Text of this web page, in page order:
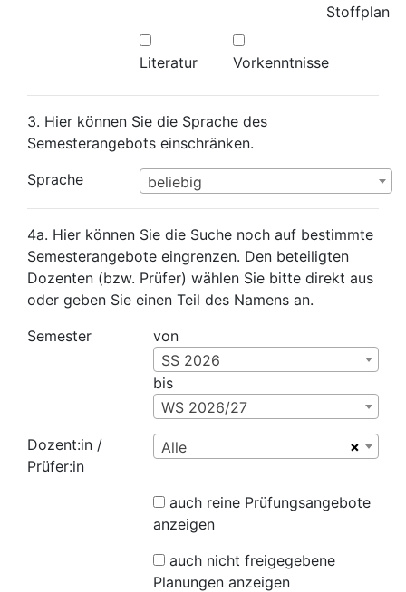
Stoffplan
Literatur Vorkenntnisse
3. Hier können Sie die Sprache des
Semesterangebots einschränken.
Sprache
beliebig
4a. Hier können Sie die Suche noch auf bestimmte
Semesterangebote eingrenzen. Den beteiligten
Dozenten (bzw. Prüfer) wählen Sie bitte direkt aus
oder geben Sie einen Teil des Namens an.
Semester
von
SS 2026
bis
WS 2026/27
Dozent:in /
Prüfer:in
×
Alle
auch reine Prüfungsangebote
anzeigen
auch nicht freigegebene
Planungen anzeigen